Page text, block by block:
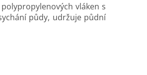
vláken s
půdy, udržuje půdní